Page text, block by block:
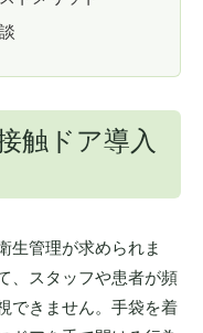
触ドア導入
生管理が求められま
、スタッフや患者が頻
できません。手袋を着